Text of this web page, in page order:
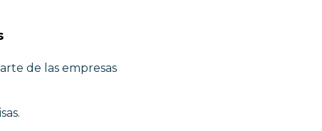
de las empresas